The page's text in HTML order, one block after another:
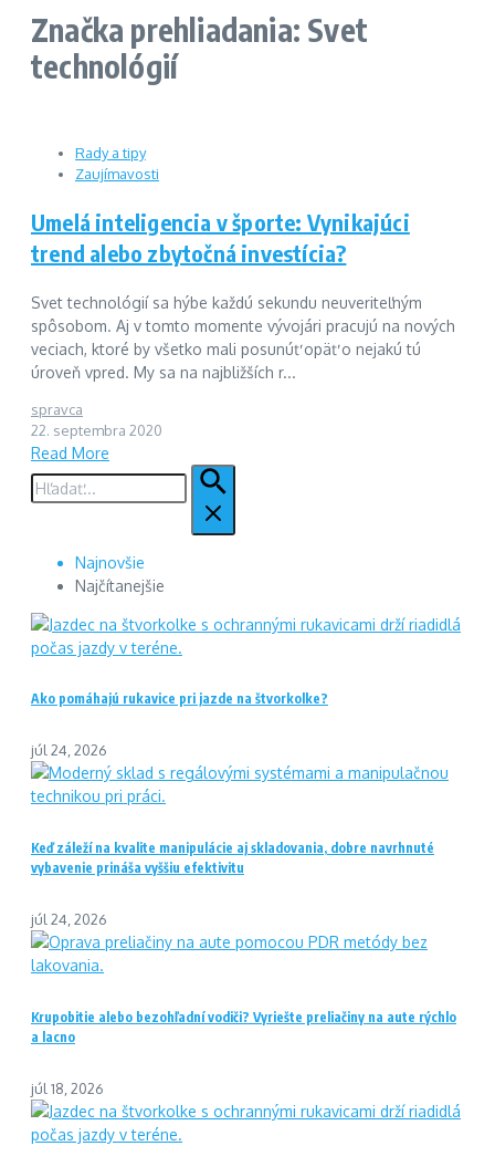
Značka prehliadania: Svet
technológií
Rady a tipy
Zaujímavosti
Umelá inteligencia v športe: Vynikajúci
trend alebo zbytočná investícia?
Svet technológií sa hýbe každú sekundu neuveriteľným
spôsobom. Aj v tomto momente vývojári pracujú na nových
veciach, ktoré by všetko mali posunúť opäť o nejakú tú
úroveň vpred. My sa na najbližších r...
spravca
22. septembra 2020
Read More
Hľadať:
Najnovšie
Najčítanejšie
Ako pomáhajú rukavice pri jazde na štvorkolke?
júl 24, 2026
Keď záleží na kvalite manipulácie aj skladovania, dobre navrhnuté
vybavenie prináša vyššiu efektivitu
júl 24, 2026
Krupobitie alebo bezohľadní vodiči? Vyriešte preliačiny na aute rýchlo
a lacno
júl 18, 2026